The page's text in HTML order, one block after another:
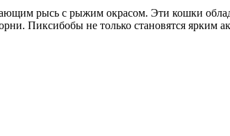
рысь с рыжим окрасом. Эти кошки
Пиксибобы не только становятся